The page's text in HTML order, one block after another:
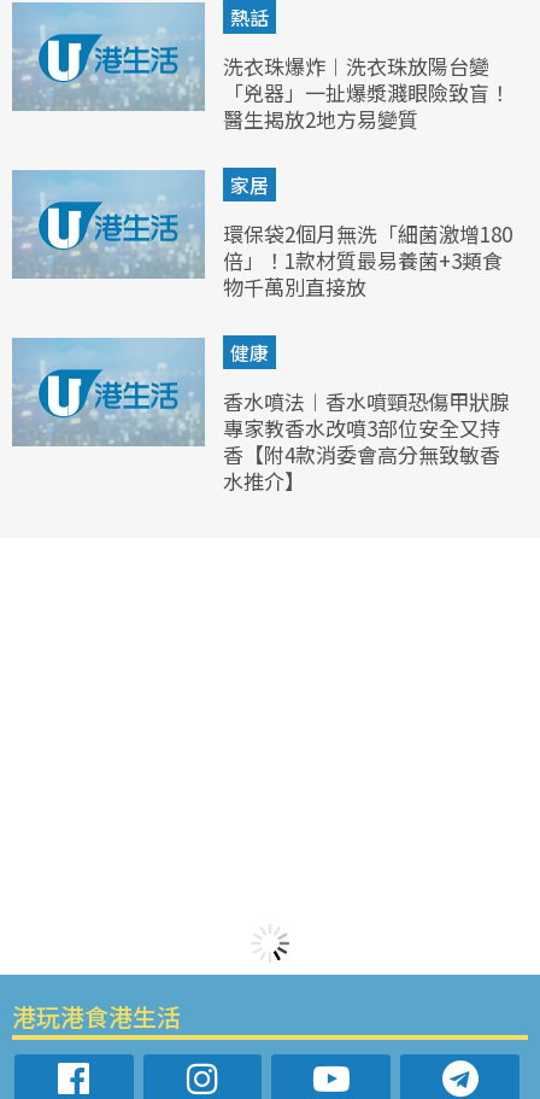
熱話
洗衣珠爆炸︱洗衣珠放陽台變
「兇器」一扯爆漿濺眼險致盲！
醫生揭放2地方易變質
家居
環保袋2個月無洗「細菌激增180
倍」！1款材質最易養菌+3類食
物千萬別直接放
健康
香水噴法︱香水噴頸恐傷甲狀腺
專家教香水改噴3部位安全又持
香【附4款消委會高分無致敏香
水推介】
港玩港食港生活